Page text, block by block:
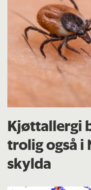
Kjøttallergi
trolig også i
skylda